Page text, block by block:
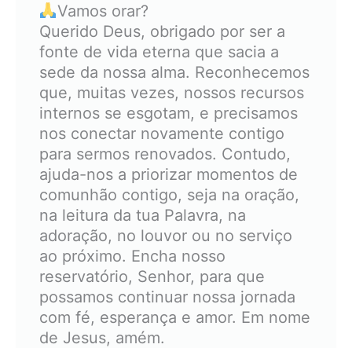
Vamos orar?
Querido Deus, obrigado por ser a
fonte de vida eterna que sacia a
sede da nossa alma. Reconhecemos
que, muitas vezes, nossos recursos
internos se esgotam, e precisamos
nos conectar novamente contigo
para sermos renovados. Contudo,
ajuda-nos a priorizar momentos de
comunhão contigo, seja na oração,
na leitura da tua Palavra, na
adoração, no louvor ou no serviço
ao próximo. Encha nosso
reservatório, Senhor, para que
possamos continuar nossa jornada
com fé, esperança e amor. Em nome
de Jesus, amém.